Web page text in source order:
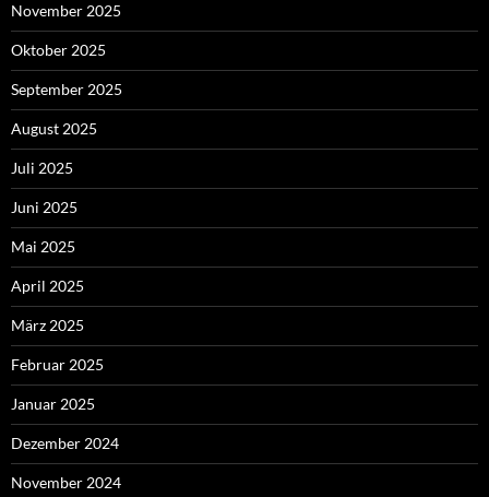
November 2025
Oktober 2025
September 2025
August 2025
Juli 2025
Juni 2025
Mai 2025
April 2025
März 2025
Februar 2025
Januar 2025
Dezember 2024
November 2024